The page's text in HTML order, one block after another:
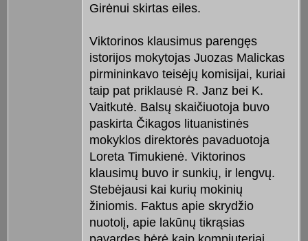
Girėnui skirtas eiles.
Viktorinos klausimus parengęs
istorijos mokytojas Juozas Malickas
pirmininkavo teisėjų komisijai, kuriai
taip pat priklausė R. Janz bei K.
Vaitkutė. Balsų skaičiuotoja buvo
paskirta Čikagos lituanistinės
mokyklos direktorės pavaduotoja
Loreta Timukienė. Viktorinos
klausimų buvo ir sunkių, ir lengvų.
Stebėjausi kai kurių mokinių
žiniomis. Faktus apie skrydžio
nuotolį, apie lakūnų tikrąsias